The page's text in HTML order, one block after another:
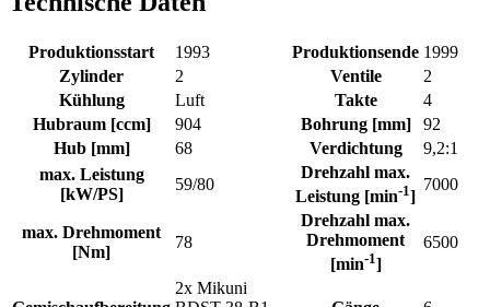
Produktionsstart 1993 Produktionsende 1999
Zylinder
2 Ventile
2
Kühlung
Luft Takte
4
Hubraum [ccm]
904 Bohrung [mm]
92
Hub [mm]
68 Verdichtung
9,2:1
max. Leistung
[kW/PS]
59/80
Drehzahl max.
Leistung [min-1]
7000
max. Drehmoment
[Nm]
78
Drehzahl max.
Drehmoment
[min-1]
6500
2x Mikuni